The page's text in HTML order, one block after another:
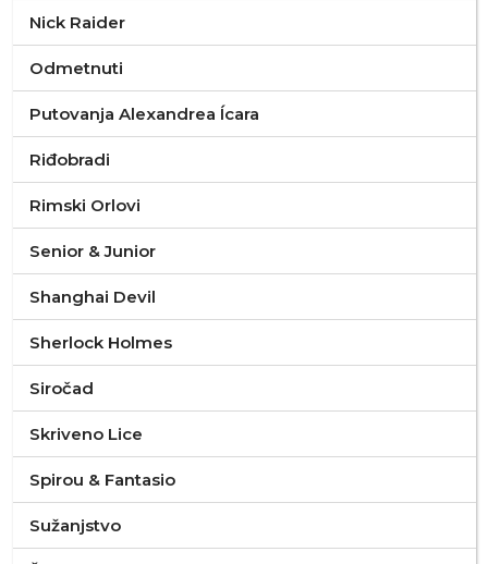
Nick Raider
Odmetnuti
Putovanja Alexandrea Ícara
Riđobradi
Rimski Orlovi
Senior & Junior
Shanghai Devil
Sherlock Holmes
Siročad
Skriveno Lice
Spirou & Fantasio
Sužanjstvo